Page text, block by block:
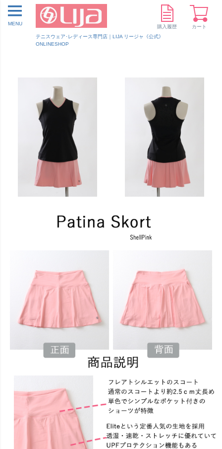
テニスウェア･レディース専門店｜LIJA リージャ《公式》
ONLINESHOP
MENU
購入履歴 カート